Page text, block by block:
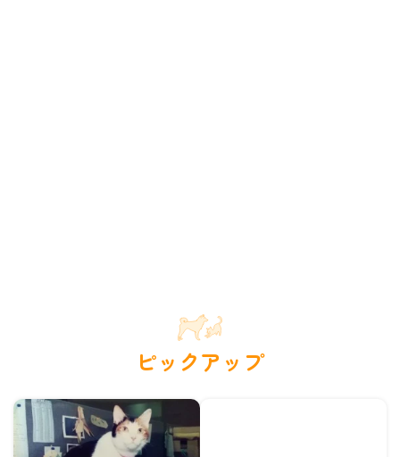
ピックアップ